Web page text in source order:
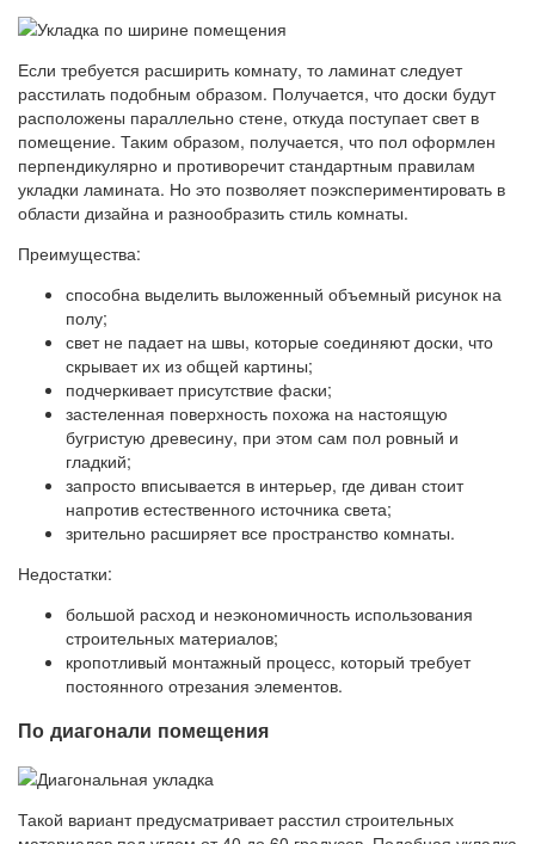
Если требуется расширить комнату, то ламинат следует
расстилать подобным образом. Получается, что доски будут
расположены параллельно стене, откуда поступает свет в
помещение. Таким образом, получается, что пол оформлен
перпендикулярно и противоречит стандартным правилам
укладки ламината. Но это позволяет поэкспериментировать в
области дизайна и разнообразить стиль комнаты.
Преимущества:
способна выделить выложенный объемный рисунок на
полу;
свет не падает на швы, которые соединяют доски, что
скрывает их из общей картины;
подчеркивает присутствие фаски;
застеленная поверхность похожа на настоящую
бугристую древесину, при этом сам пол ровный и
гладкий;
запросто вписывается в интерьер, где диван стоит
напротив естественного источника света;
зрительно расширяет все пространство комнаты.
Недостатки:
большой расход и неэкономичность использования
строительных материалов;
кропотливый монтажный процесс, который требует
постоянного отрезания элементов.
По диагонали помещения
Такой вариант предусматривает расстил строительных